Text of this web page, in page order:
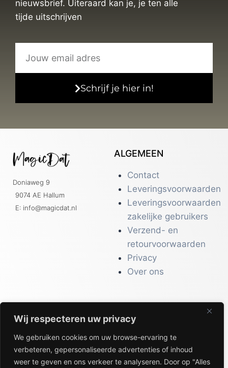
Wij respecteren uw privacy
We gebruiken cookies om uw browse-ervaring te
verbeteren, gepersonaliseerde advertenties of inhoud
weer te geven en ons verkeer te analyseren. Door op "Alles
nieuwsbrief. Uiteraard kan je, je ten alle
tijde uitschrijven
Schrijf je hier in!
Doniaweg 9
9074 AE Hallum
E: info@magicdat.nl
ALGEMEEN
Contact
Leveringsvoorwaarden
Leveringsvoorwaarden
zakelijke gebruikers
Verzend- en
retourvoorwaarden
Privacy
Over ons
CATALOGI
Workwear &
Veiligheid